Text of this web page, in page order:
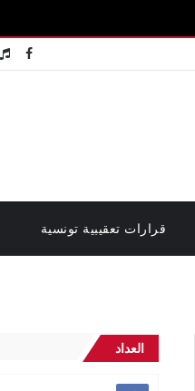
قرارات تعقيبية تونسية
العداد